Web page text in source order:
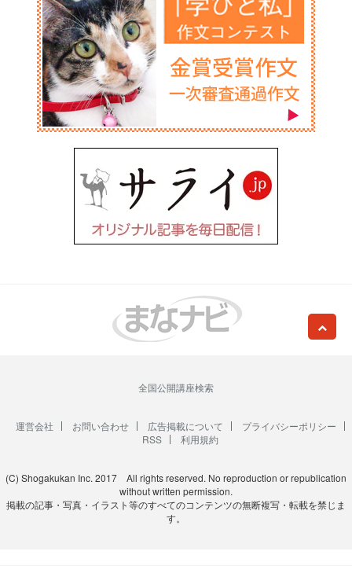
全国公開講座検索
運営会社 お問い合わせ 広告掲載について
プライバシーポリシー
RSS
利用規約
(C) Shogakukan Inc. 2017 All rights reserved. No reproduction or republication
without written permission.
掲載の記事・写真・イラスト等のすべてのコンテンツの無断複写・転載を禁じま
す。